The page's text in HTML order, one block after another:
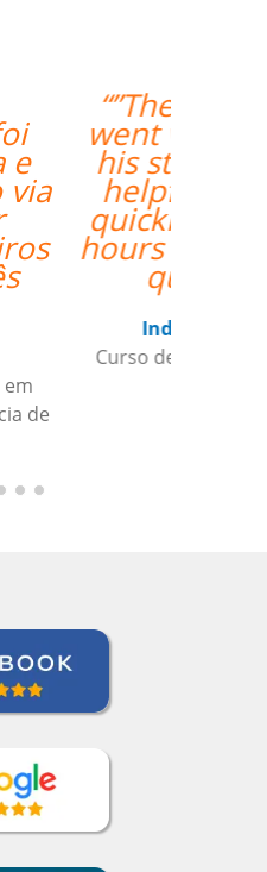
with Ivo
knows
is very
replies
class
if I have
””
em Santos